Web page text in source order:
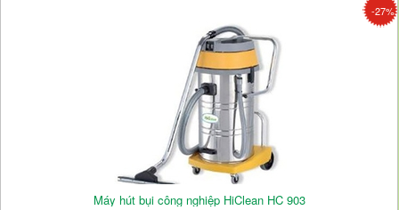
-27%
Máy hút bụi công nghiệp HiClean HC 903